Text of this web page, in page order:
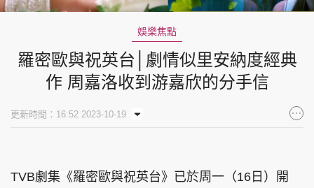
娛樂焦點
羅密歐與祝英台│劇情似里安納度經典
作 周嘉洛收到游嘉欣的分手信
更新時間：16:52 2023-10-19
TVB劇集《羅密歐與祝英台》已於周一（16日）開